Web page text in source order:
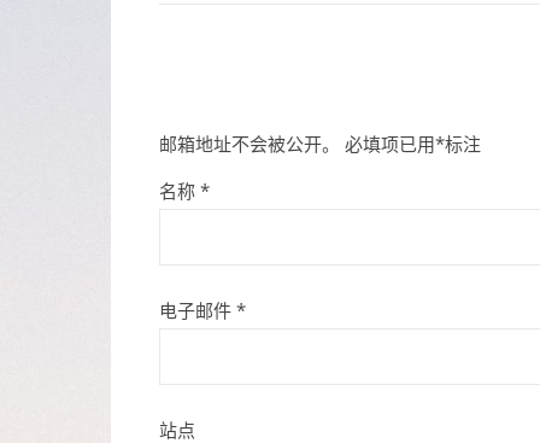
邮箱地址不会被公开。 必填项已用*标注
名称 *
电子邮件 *
站点